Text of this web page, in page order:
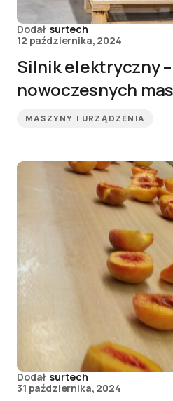
Dodał surtech
12 października, 2024
Silnik elektryczny
nowoczesnych
MASZYNY I URZĄDZENIA
Dodał surtech
31 października, 2024